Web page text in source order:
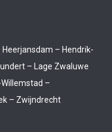
– Hendrik-
– Lage Zwaluwe
–
– Zwijndrecht